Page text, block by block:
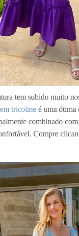
tem subido muito
tricolineé uma ótima
combinado
Compre